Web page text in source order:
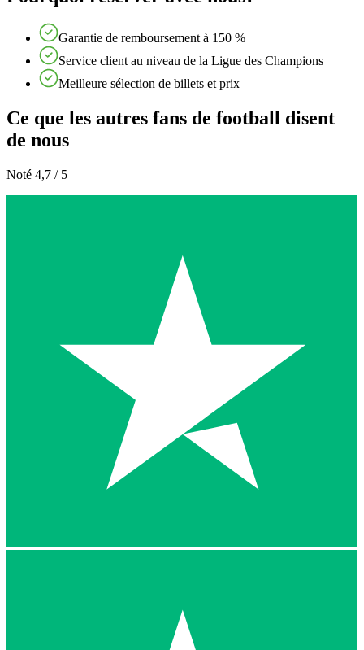
Garantie de remboursement à 150 %
Service client au niveau de la Ligue des Champions
Meilleure sélection de billets et prix
Ce que les autres fans de football disent
de nous
Noté 4,7 / 5